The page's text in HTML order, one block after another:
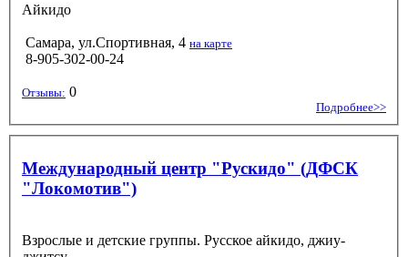
Айкидо
Самара, ул.Спортивная, 4 на карте
8-905-302-00-24
Отзывы: 0
Подробнее>>
Международный центр "Рускидо" (ДФСК
"Локомотив")
Взрослые и детские группы. Русское айкидо, джиу-